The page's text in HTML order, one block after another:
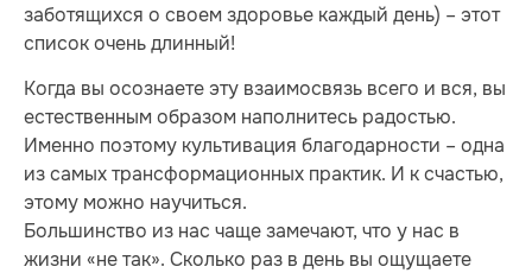
заботящихся о своем здоровье каждый день) – этот
список очень длинный!
Когда вы осознаете эту взаимосвязь всего и вся, вы
естественным образом наполнитесь радостью.
Именно поэтому культивация благодарности – одна
из самых трансформационных практик. И к счастью,
этому можно научиться.
Большинство из нас чаще замечают, что у нас в
жизни «не так». Сколько раз в день вы ощущаете